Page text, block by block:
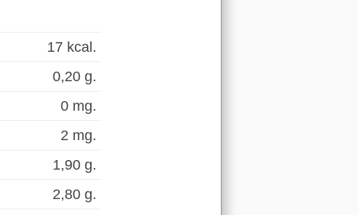
17 kcal.
0,20 g.
0 mg.
2 mg.
1,90 g.
2,80 g.